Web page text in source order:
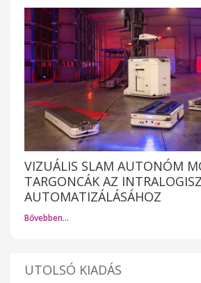
VIZUÁLIS SLAM AUTONÓM
TARGONCÁK AZ
AUTOMATIZÁLÁSÁHOZ
Bővebben…
UTOLSÓ KIADÁS